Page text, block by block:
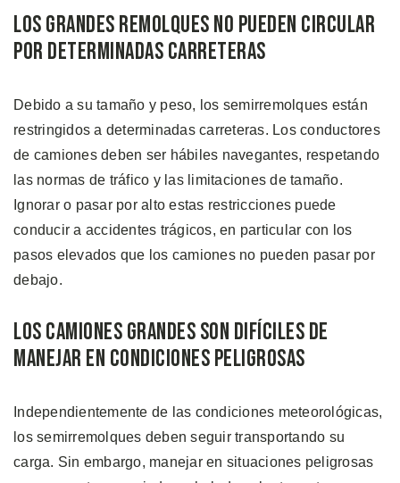
Los Grandes Remolques no Pueden Circular
por Determinadas Carreteras
Debido a su tamaño y peso, los semirremolques están
restringidos a determinadas carreteras. Los conductores
de camiones deben ser hábiles navegantes, respetando
las normas de tráfico y las limitaciones de tamaño.
Ignorar o pasar por alto estas restricciones puede
conducir a accidentes trágicos, en particular con los
pasos elevados que los camiones no pueden pasar por
debajo.
Los Camiones Grandes son Difíciles de
Manejar en Condiciones Peligrosas
Independientemente de las condiciones meteorológicas,
los semirremolques deben seguir transportando su
carga. Sin embargo, manejar en situaciones peligrosas